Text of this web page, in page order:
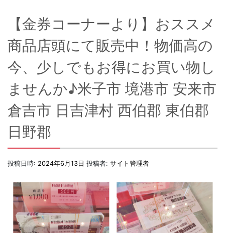
【金券コーナーより】おススメ
商品店頭にて販売中！物価高の
今、少しでもお得にお買い物し
ませんか♪米子市 境港市 安来市
倉吉市 日吉津村 西伯郡 東伯郡
日野郡
投稿日時: 2024年6月13日 投稿者: サイト管理者